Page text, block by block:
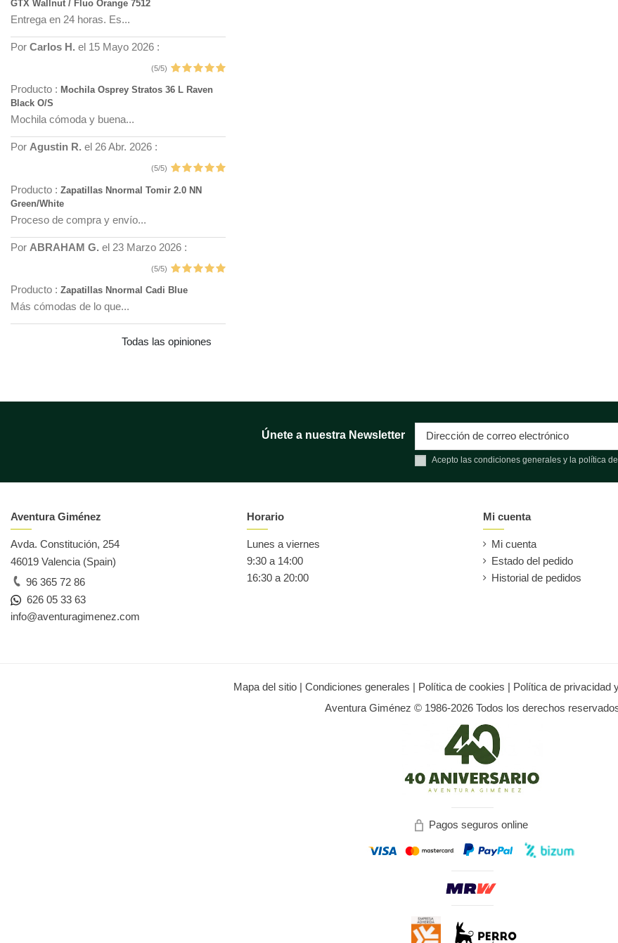
GTX Wallnut / Fluo Orange 7512
Entrega en 24 horas. Es...
Por Carlos H. el 15 Mayo 2026 :
(5/5)
Producto : Mochila Osprey Stratos 36 L Raven
Black O/S
Mochila cómoda y buena...
Por Agustin R. el 26 Abr. 2026 :
(5/5)
Producto : Zapatillas Nnormal Tomir 2.0 NN
Green/White
Proceso de compra y envío...
Por ABRAHAM G. el 23 Marzo 2026 :
(5/5)
Producto : Zapatillas Nnormal Cadi Blue
Más cómodas de lo que...
Todas las opiniones
Únete a nuestra Newsletter
Acepto las condiciones generales y la política
Aventura Giménez
Avda. Constitución, 254
46019 Valencia (Spain)
96 365 72 86
626 05 33 63
info@aventuragimenez.com
Horario
Lunes a viernes
9:30 a 14:00
16:30 a 20:00
Mi cuenta
Mi cuenta
Estado del pedido
Historial de pedidos
Mapa del sitio | Condiciones generales | Política de cookies | Política de privacidad
Aventura Giménez © 1986-2026 Todos los derechos
Pagos seguros online